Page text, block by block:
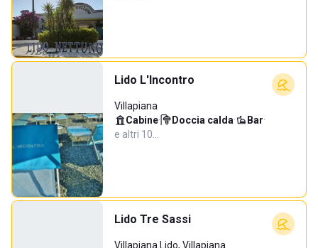
Lido L'Incontro
Villapiana
Cabine· Doccia calda· Bar·
e altri 10…
Lido Tre Sassi
Villapiana Lido, Villapiana